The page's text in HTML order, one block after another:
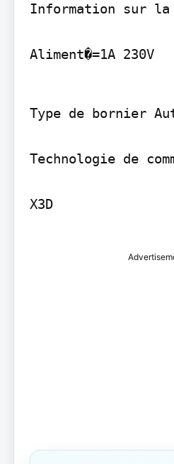
Information sur
Aliment�=1A 230V
Type de bornier
Technologie de
X3D